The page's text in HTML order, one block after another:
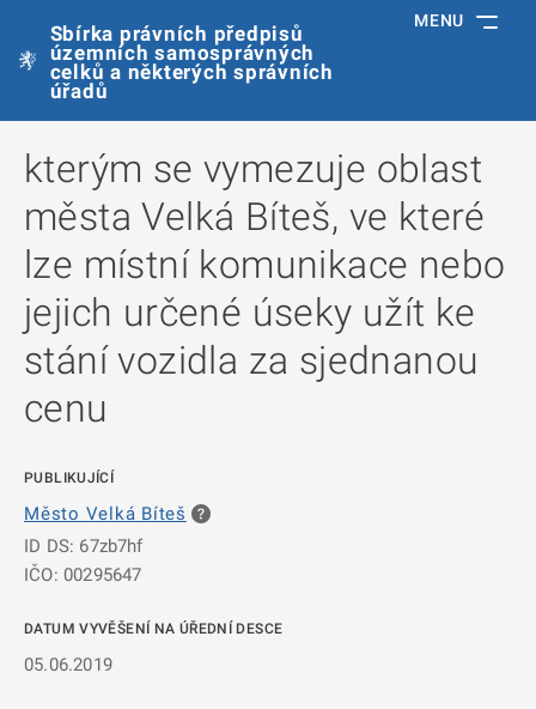
Sbírka právních předpisů
územních samosprávných
celků a některých správních
úřadů
MENU
kterým se vymezuje oblast
města Velká Bíteš, ve které
lze místní komunikace nebo
jejich určené úseky užít ke
stání vozidla za sjednanou
cenu
PUBLIKUJÍCÍ
Město Velká Bíteš
ID DS: 67zb7hf
IČO: 00295647
DATUM VYVĚŠENÍ NA ÚŘEDNÍ DESCE
05.06.2019